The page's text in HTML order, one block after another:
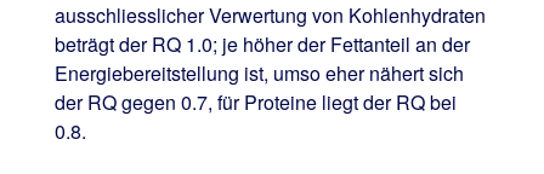
ausschliesslicher Verwertung von Kohlenhydraten
beträgt der RQ 1.0; je höher der Fettanteil an der
Energiebereitstellung ist, umso eher nähert sich
der RQ gegen 0.7, für Proteine liegt der RQ bei
0.8.